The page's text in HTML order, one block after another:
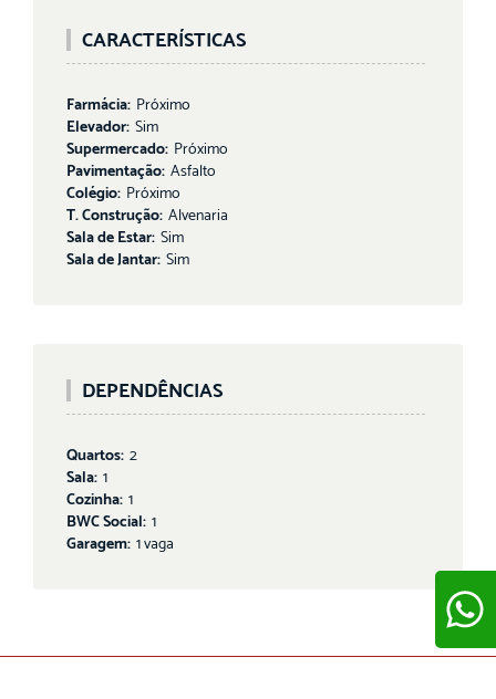
CARACTERÍSTICAS
Farmácia: Próximo
Elevador: Sim
Supermercado: Próximo
Pavimentação: Asfalto
Colégio: Próximo
T. Construção: Alvenaria
Sala de Estar: Sim
Sala de Jantar: Sim
DEPENDÊNCIAS
Quartos: 2
Sala: 1
Cozinha: 1
BWC Social: 1
Garagem: 1 vaga